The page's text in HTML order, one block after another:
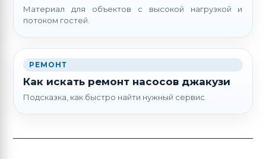
Материал для объектов с высокой нагрузкой и
потоком гостей.
РЕМОНТ
Как искать ремонт насосов джакузи
Подсказка, как быстро найти нужный сервис.